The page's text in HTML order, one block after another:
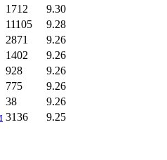
1712
9.30
11105
9.28
2871
9.26
1402
9.26
928
9.26
775
9.26
38
9.26
3136
9.25